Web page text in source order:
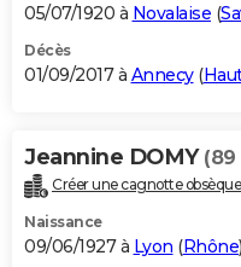
05/07/1920 à Novalaise (
Décès
01/09/2017 à Annecy(
Jeannine DOMY (89
Créer une cagnotte
Naissance
09/06/1927 à Lyon (Rhône)